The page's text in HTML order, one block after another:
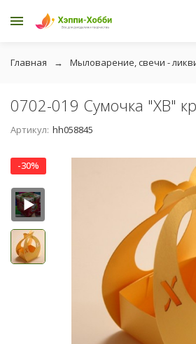
Главная Мыловарение, свечи -
0702-019 Сумочка "ХВ"
Артикул: hh058845
-30%